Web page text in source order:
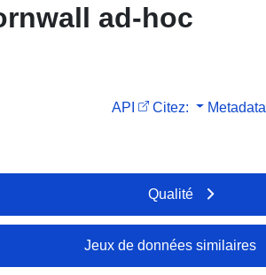
ad-hoc
API Citez: Metadata
Qualité
Jeux de données similaires